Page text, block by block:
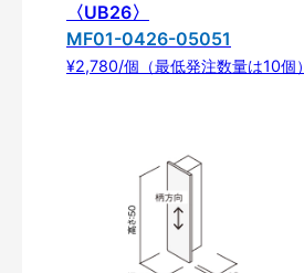
〈UB26〉
MF01-0426-05051
¥2,780/個（最低発注数量は10個）